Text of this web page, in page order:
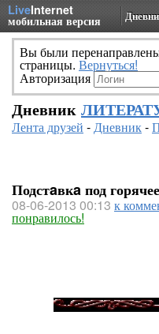
LiveInternet
мобильная версия
Вы были
страницы. Вернуться!
Авторизация
Дневник
Лента друзей -Дневник-
Подстaвкa под
08-06-2013 00:13 к
понравилось!